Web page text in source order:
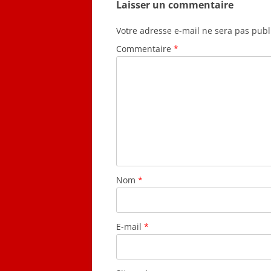
Laisser un commentaire
Votre adresse e-mail ne sera pas
Commentaire *
Nom *
E-mail *